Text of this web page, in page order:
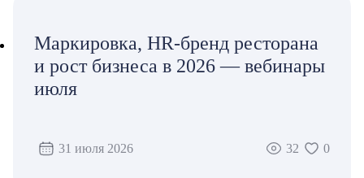
Маркировка, HR-бренд ресторана
и рост бизнеса в 2026 — вебинары
июля
31 июля 2026 32 0